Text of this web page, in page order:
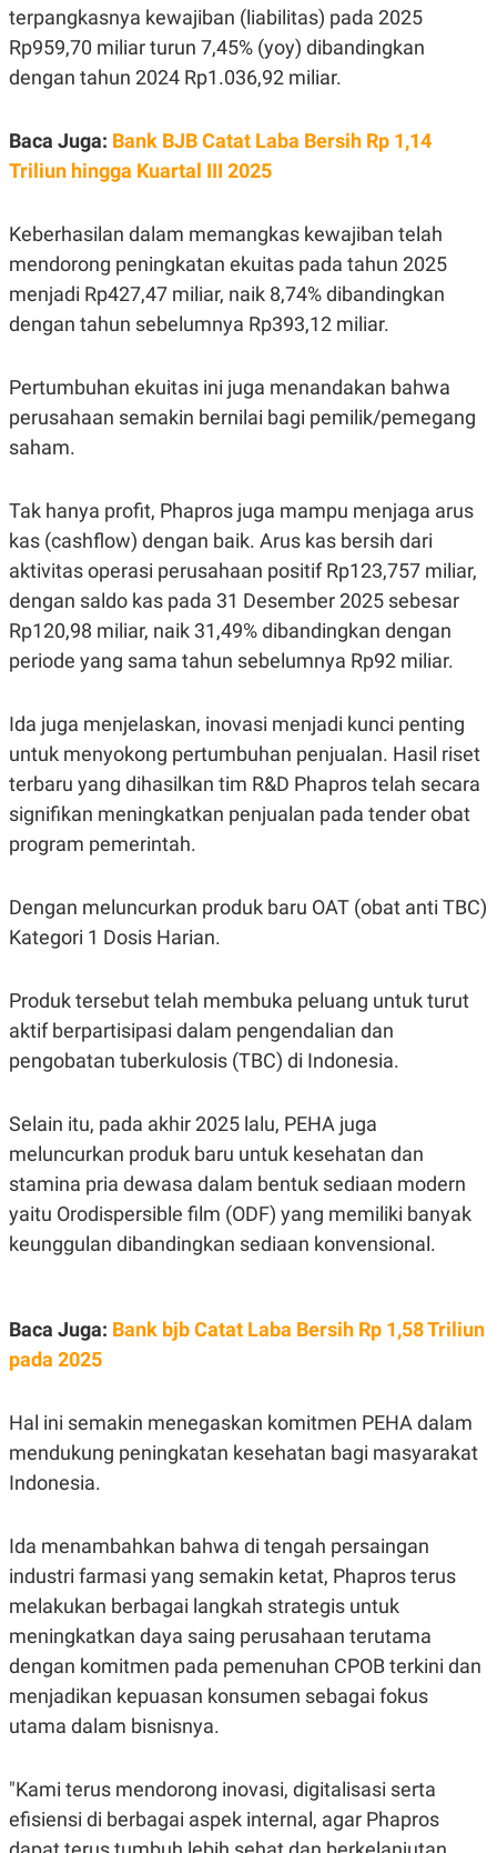
terpangkasnya kewajiban (liabilitas) pada 2025
Rp959,70 miliar turun 7,45% (yoy) dibandingkan
dengan tahun 2024 Rp1.036,92 miliar.
Baca Juga: Bank BJB Catat Laba Bersih Rp 1,14
Triliun hingga Kuartal III 2025
Keberhasilan dalam memangkas kewajiban telah
mendorong peningkatan ekuitas pada tahun 2025
menjadi Rp427,47 miliar, naik 8,74% dibandingkan
dengan tahun sebelumnya Rp393,12 miliar.
Pertumbuhan ekuitas ini juga menandakan bahwa
perusahaan semakin bernilai bagi pemilik/pemegang
saham.
Tak hanya profit, Phapros juga mampu menjaga arus
kas (cashflow) dengan baik. Arus kas bersih dari
aktivitas operasi perusahaan positif Rp123,757 miliar,
dengan saldo kas pada 31 Desember 2025 sebesar
Rp120,98 miliar, naik 31,49% dibandingkan dengan
periode yang sama tahun sebelumnya Rp92 miliar.
Ida juga menjelaskan, inovasi menjadi kunci penting
untuk menyokong pertumbuhan penjualan. Hasil riset
terbaru yang dihasilkan tim R&D Phapros telah secara
signifikan meningkatkan penjualan pada tender obat
program pemerintah.
Dengan meluncurkan produk baru OAT (obat anti TBC)
Kategori 1 Dosis Harian.
Produk tersebut telah membuka peluang untuk turut
aktif berpartisipasi dalam pengendalian dan
pengobatan tuberkulosis (TBC) di Indonesia.
Selain itu, pada akhir 2025 lalu, PEHA juga
meluncurkan produk baru untuk kesehatan dan
stamina pria dewasa dalam bentuk sediaan modern
yaitu Orodispersible film (ODF) yang memiliki banyak
keunggulan dibandingkan sediaan konvensional.
Baca Juga: Bank bjb Catat Laba Bersih Rp 1,58 Triliun
pada 2025
Hal ini semakin menegaskan komitmen PEHA dalam
mendukung peningkatan kesehatan bagi masyarakat
Indonesia.
Ida menambahkan bahwa di tengah persaingan
industri farmasi yang semakin ketat, Phapros terus
melakukan berbagai langkah strategis untuk
meningkatkan daya saing perusahaan terutama
dengan komitmen pada pemenuhan CPOB terkini dan
menjadikan kepuasan konsumen sebagai fokus
utama dalam bisnisnya.
"Kami terus mendorong inovasi, digitalisasi serta
efisiensi di berbagai aspek internal, agar Phapros